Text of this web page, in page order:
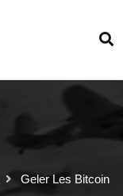
Geler Les Bitcoin